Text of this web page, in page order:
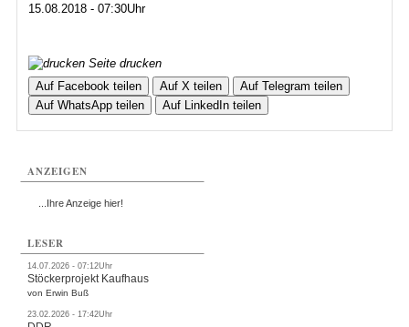
15.08.2018 - 07:30Uhr
Seite drucken
Auf Facebook teilen
Auf X teilen
Auf Telegram teilen
Auf WhatsApp teilen
Auf LinkedIn teilen
ANZEIGEN
...Ihre Anzeige hier!
LESER
14.07.2026 - 07:12Uhr
Stöckerprojekt Kaufhaus
von Erwin Buß
23.02.2026 - 17:42Uhr